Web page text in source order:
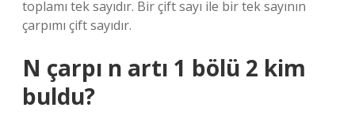
toplamı tek sayıdır. Bir çift sayı ile bir tek sayının
çarpımı çift sayıdır.
N çarpı n artı 1 bölü 2 kim
buldu?